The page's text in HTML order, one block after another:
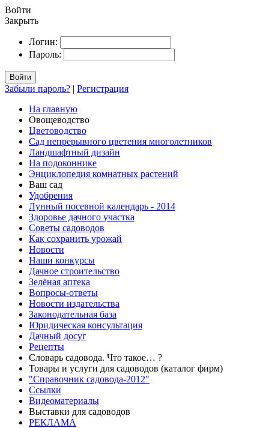
Войти
Закрыть
Логин:
Пароль:
Войти
Забыли пароль? | Регистрация
На главную
Овощеводство
Цветоводство
Сад непрерывного цветения многолетников
Ландшафтный дизайн
На подоконнике
Энциклопедия комнатных растений
Ваш сад
Удобрения
Лунный посевной календарь - 2014
Здоровье дачного участка
Советы садоводов
Как сохранить урожай
Новости
Наши конкурсы
Дачное строительство
Зелёная аптека
Вопросы-ответы
Новости издательства
Законодательная база
Юридическая консультация
Дачный досуг
Рецепты
Словарь садовода. Что такое… ?
Товары и услуги для садоводов (каталог фирм)
"Справочник садовода-2012"
Ссылки
Видеоматериалы
Выставки для садоводов
РЕКЛАМА